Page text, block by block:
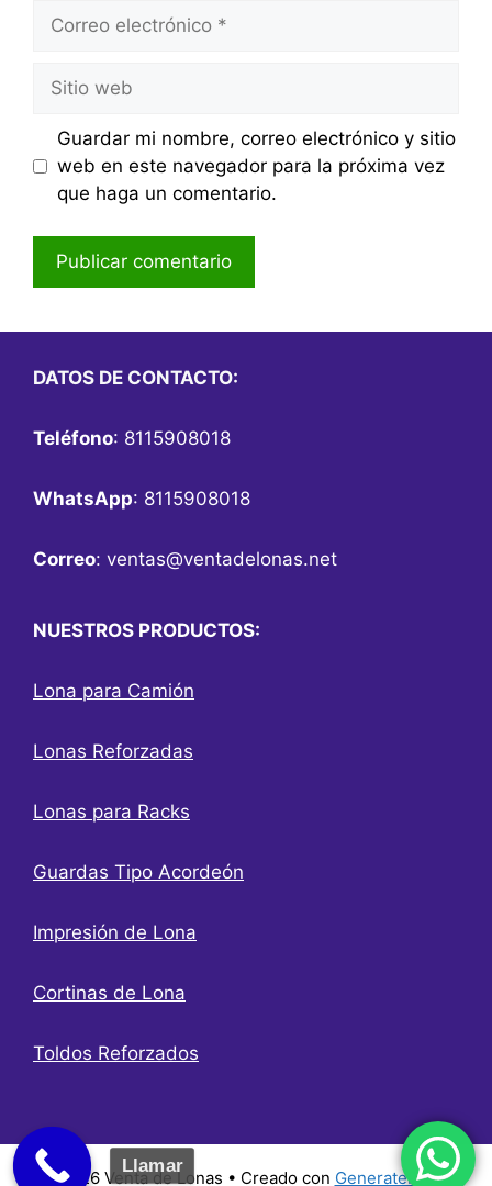
Correo
Sitio
web
Guardar mi nombre, correo electrónico y sitio
web en este navegador para la próxima vez
que haga un comentario.
DATOS DE CONTACTO:
Teléfono: 8115908018
WhatsApp: 8115908018
Correo: ventas@ventadelonas.net
NUESTROS PRODUCTOS:
Lona para Camión
Lonas Reforzadas
Lonas para Racks
Guardas Tipo Acordeón
Impresión de Lona
Cortinas de Lona
Toldos Reforzados
© 2026 Venta de Lonas • Creado con GeneratePress
Llamar